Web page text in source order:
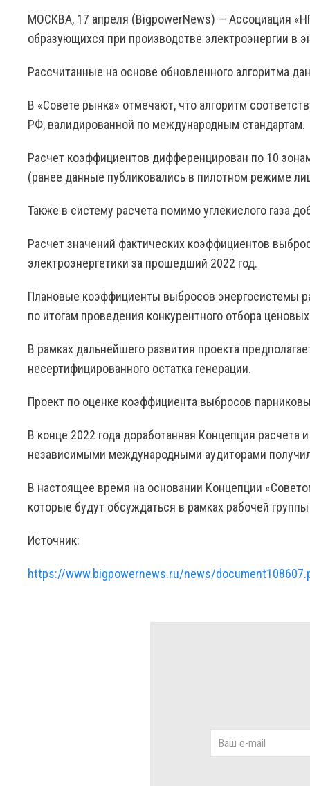
МОСКВА, 17 апреля (BigpowerNews) — Ассоциация
образующихся при производстве электроэнергии в
Рассчитанные на основе обновленного алгоритма
В «Совете рынка» отмечают, что алгоритм
РФ, валидированной по международным стандартам.
Расчет коэффициентов дифференцирован по 10
(ранее данные публиковались в пилотном режиме
Также в систему расчета помимо углекислого газа
Расчет значений фактических коэффициентов
электроэнергетики за прошедший 2022 год.
Плановые коэффициенты выбросов энергосистемы
по итогам проведения конкурентного отбора
В рамках дальнейшего развития проекта
несертифицированного остатка генерации.
Проект по оценке коэффициента выбросов
В конце 2022 года доработанная Концепция
независимыми международными аудиторами
В настоящее время на основании Концепции
которые будут обсуждаться в рамках рабочей
Источник:
https://www.bigpowernews.ru/news/